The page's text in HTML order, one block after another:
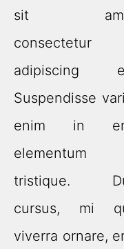
sit
consectetur
adipiscing
Suspendisse
enim in
elementum
tristique.
cursus, mi
viverra ornare,